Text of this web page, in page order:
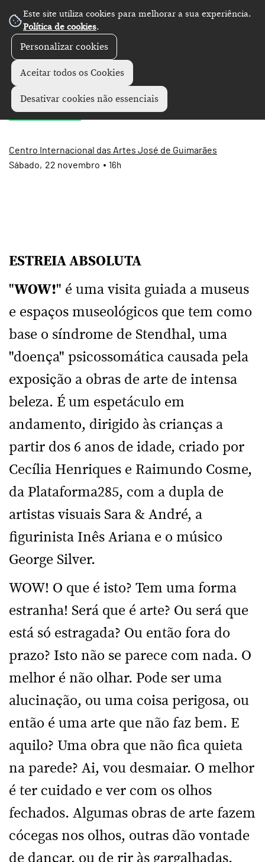
Este site utiliza cookies para melhorar a sua experiência.
Política de cookies.
Personalizar cookies
Aceitar todos os Cookies
Desativar cookies não essenciais
Artes performativas +
WOW!
Centro Internacional das Artes José de Guimarães
22 novembro
Sábado 16h
ESTREIA ABSOLUTA
"WOW!" é uma visita guiada a museus
e espaços museológicos que tem como
base o síndrome de Stendhal, uma
"doença" psicossomática causada pela
exposição a obras de arte de intensa
beleza. É um espetáculo em
andamento, dirigido às crianças a
partir dos 6 anos de idade, criado por
Cecília Henriques e Raimundo Cosme,
da Plataforma285, com a dupla de
artistas visuais Sara & André, a
figurinista Inês Ariana e o músico
George Silver.
WOW! O que é isto? Tem uma forma
estranha! Será que é arte? Ou será que
está só estragada? Ou então fora do
prazo? Isto não se parece com nada. O
melhor é não olhar. Pode ser uma
alucinação, ou uma coisa perigosa, ou
então é uma arte que não faz bem. E
aquilo? Uma obra que não fica quieta
na parede? Ai, vou desmaiar. O melhor
é ter cuidado e ver com os olhos
fechados. Algumas obras de arte fazem
cócegas nos olhos, outras dão vontade
de dançar, ou de rir às gargalhadas.